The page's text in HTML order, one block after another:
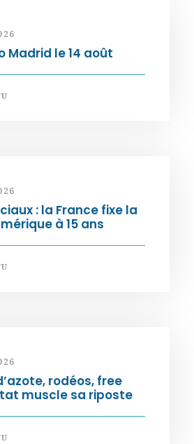
Madrid le 14 août
: la France fixe la
à 15 ans
rodéos, free
muscle sa riposte